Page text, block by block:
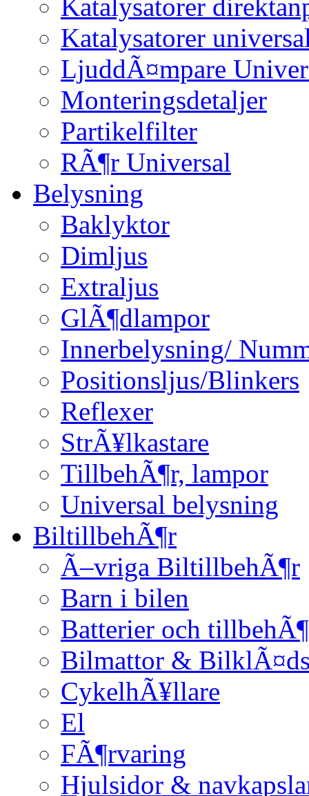
Katalysatorer
Katalysatorer
LjuddÃ¤mpare
Monteringsdetaljer
Partikelfilter
RÃ¶r Universal
Belysning
Baklyktor
Dimljus
Extraljus
GlÃ¶dlampor
Innerbelysning/
Positionsljus/Blinkers
Reflexer
StrÃ¥lkastare
TillbehÃ¶r, lampor
Universal belysning
BiltillbehÃ¶r
Ã–vriga BiltillbehÃ¶r
Barn i bilen
Batterier och
Bilmattor &
CykelhÃ¥llare
El
FÃ¶rvaring
Hjulsidor &